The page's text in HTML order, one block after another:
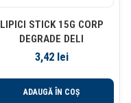
LIPICI STICK 15G CORP
DEGRADE DELI
3,42 lei
ADAUGĂ ÎN COȘ